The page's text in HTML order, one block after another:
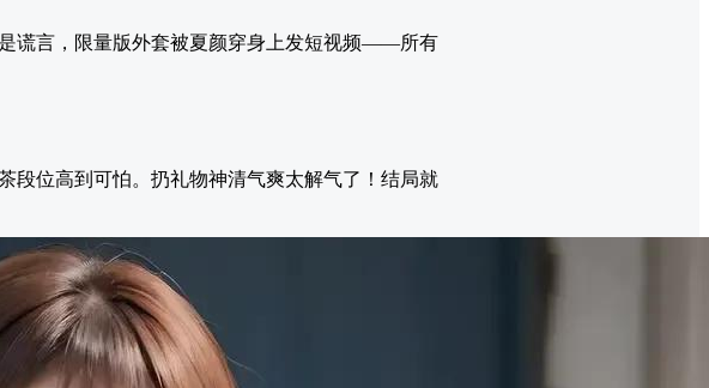
谎言，限量版外套被夏颜穿身上发短视频——所有
段位高到可怕。扔礼物神清气爽太解气了！结局就